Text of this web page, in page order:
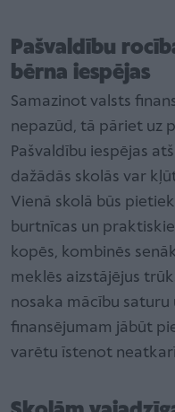
Pašvaldību
bērna iespējas
Samazinot valsts
nepazūd, tā pāriet uz
Pašvaldību iespējas
dažādās skolās var
Vienā skolā būs
burtnīcas un
kopēs, kombinēs
meklēs aizstājējus
nosaka mācību saturu
finansējumam jābūt
varētu īstenot